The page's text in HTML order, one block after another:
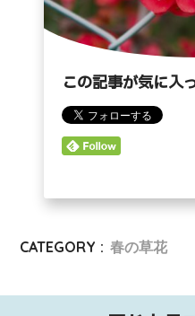
この記事が気に入
CATEGORY : 春の草花